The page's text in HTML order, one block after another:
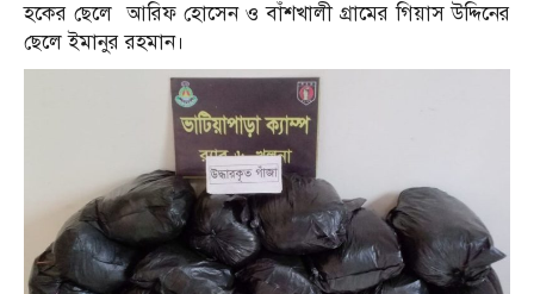
হকের ছেলে আরিফ হোসেন ও বাঁশখালী গ্রামের গিয়াস উদ্দিনের
ছেলে ইমানুর রহমান।